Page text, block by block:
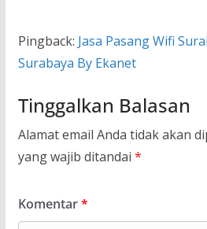
Pingback: Jasa Pasang Wifi
Surabaya By Ekanet
Tinggalkan Balasan
Alamat email Anda tidak akan
yang wajib ditandai *
Komentar*